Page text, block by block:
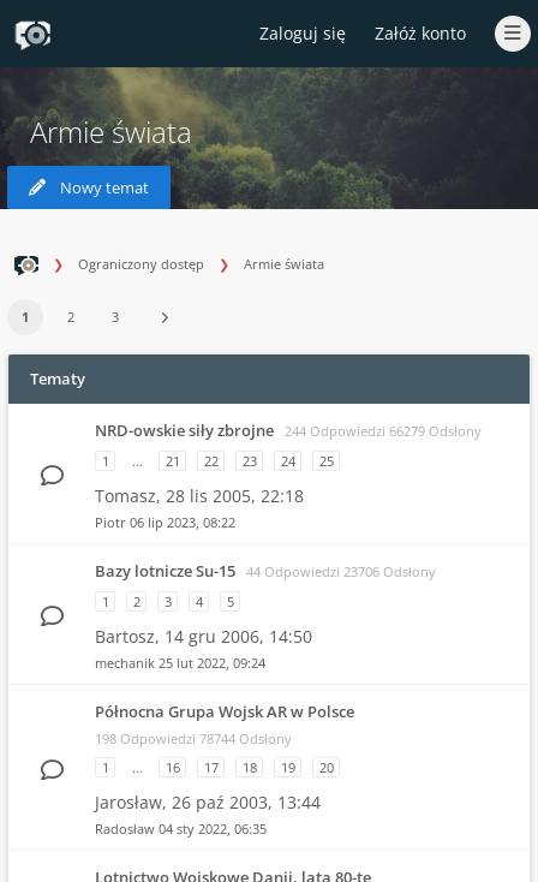
Zaloguj się Załóż konto
Armie świata
Nowy temat
Ograniczony dostęp Armie świata
1 2 3
Tematy
NRD-owskie siły zbrojne 244 Odpowiedzi 66279 Odsłony
1
… 21 22 23 24 25
Tomasz, 28 lis 2005, 22:18
Piotr 06 lip 2023, 08:22
Bazy lotnicze Su-15 44 Odpowiedzi 23706 Odsłony
1
2 3 4 5
Bartosz, 14 gru 2006, 14:50
mechanik 25 lut 2022, 09:24
Północna Grupa Wojsk AR w Polsce
198 Odpowiedzi 78744 Odsłony
1
… 16 17 18 19 20
Jarosław, 26 paź 2003, 13:44
Radosław 04 sty 2022, 06:35
Lotnictwo Wojskowe Danii, lata 80-te